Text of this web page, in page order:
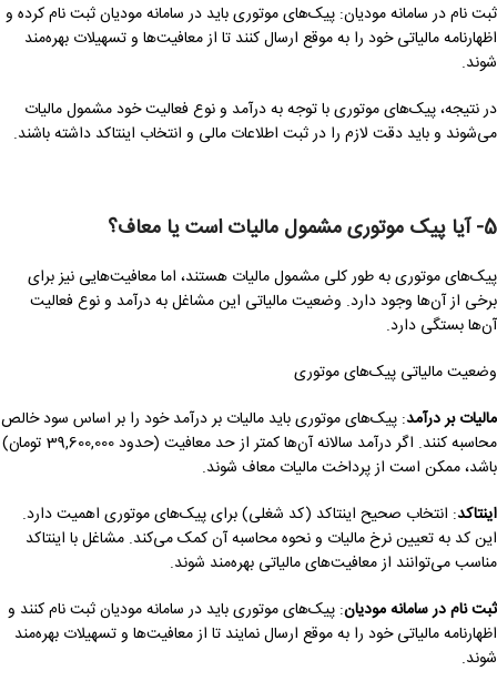
ثبت نام در سامانه مودیان: پیک‌های موتوری باید در سامانه مودیان ثبت نام کرده و
اظهارنامه مالیاتی خود را به موقع ارسال کنند تا از معافیت‌ها و تسهیلات بهره‌مند
شوند.
در نتیجه، پیک‌های موتوری با توجه به درآمد و نوع فعالیت خود مشمول مالیات
می‌شوند و باید دقت لازم را در ثبت اطلاعات مالی و انتخاب اینتاکد داشته باشند.
5- آیا پیک موتوری مشمول مالیات است یا معاف؟
پیک‌های موتوری به طور کلی مشمول مالیات هستند، اما معافیت‌هایی نیز برای
برخی از آن‌ها وجود دارد. وضعیت مالیاتی این مشاغل به درآمد و نوع فعالیت
آن‌ها بستگی دارد.
وضعیت مالیاتی پیک‌های موتوری
مالیات بر درآمد: پیک‌های موتوری باید مالیات بر درآمد خود را بر اساس سود خالص
محاسبه کنند. اگر درآمد سالانه آن‌ها کمتر از حد معافیت (حدود 39,600,000 تومان)
باشد، ممکن است از پرداخت مالیات معاف شوند.
اینتاکد: انتخاب صحیح اینتاکد (کد شغلی) برای پیک‌های موتوری اهمیت دارد.
این کد به تعیین نرخ مالیات و نحوه محاسبه آن کمک می‌کند. مشاغل با اینتاکد
مناسب می‌توانند از معافیت‌های مالیاتی بهره‌مند شوند.
ثبت نام در سامانه مودیان: پیک‌های موتوری باید در سامانه مودیان ثبت نام کنند و
اظهارنامه مالیاتی خود را به موقع ارسال نمایند تا از معافیت‌ها و تسهیلات بهره‌مند
شوند.